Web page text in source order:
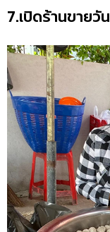
7.เปิดร้านขายวั